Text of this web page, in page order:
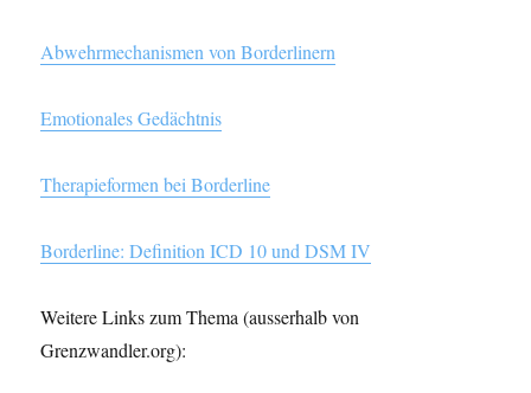
Abwehrmechanismen von Borderlinern
Emotionales Gedächtnis
Therapieformen bei Borderline
Borderline: Definition ICD 10 und DSM IV
Weitere Links zum Thema (ausserhalb von
Grenzwandler.org):